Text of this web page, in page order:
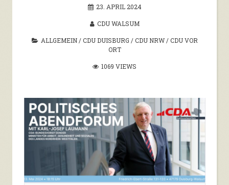
23. APRIL 2024
CDU WALSUM
ALLGEMEIN/CDU DUISBURG /CDU NRW/CDU VOR
ORT
1069 VIEWS